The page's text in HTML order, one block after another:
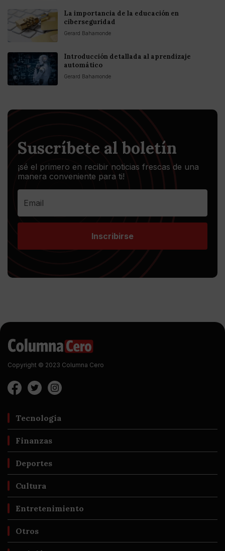
La importancia de la educación en
ciberseguridad
Gerard Bahamonde
Introducción detallada al aprendizaje
automático
Gerard Bahamonde
Suscríbete al boletín
¡sé el primero en recibir noticias frescas de una
manera conveniente para ti!
Inscribirse
Copyright © 2023 Columna Cero
Tecnología
Finanzas
Deportes
Cultura
Entretenimiento
Otros